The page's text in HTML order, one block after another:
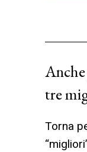
Anche
tre
Torna